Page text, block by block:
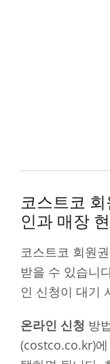
코스트코
인과 매장
코스트코 회원
받을 수 있습니
인 신청이 대기
온라인 신청 방
(costco.co.kr)에